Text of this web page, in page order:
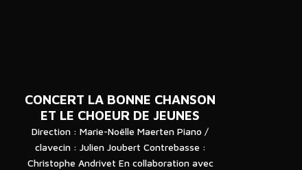
CONCERT LA BONNE CHANSON
ET LE CHOEUR DE JEUNES
Direction : Marie-Noëlle Maerten Piano /
clavecin : Julien Joubert Contrebasse :
Christophe Andrivet En collaboration avec